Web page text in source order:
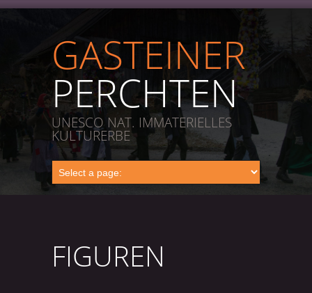
GASTEINER
PERCHTEN
UNESCO NAT. IMMATERIELLES
KULTURERBE
FIGUREN